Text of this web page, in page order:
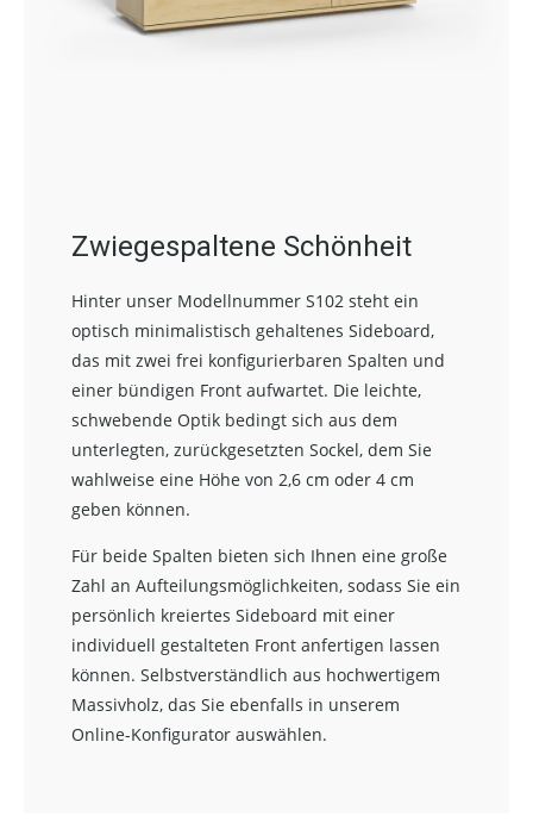
Zwiegespaltene Schönheit
Hinter unser Modellnummer S102 steht ein
optisch minimalistisch gehaltenes Sideboard,
das mit zwei frei konfigurierbaren Spalten und
einer bündigen Front aufwartet. Die leichte,
schwebende Optik bedingt sich aus dem
unterlegten, zurückgesetzten Sockel, dem Sie
wahlweise eine Höhe von 2,6 cm oder 4 cm
geben können.
Für beide Spalten bieten sich Ihnen eine große
Zahl an Aufteilungsmöglichkeiten, sodass Sie ein
persönlich kreiertes Sideboard mit einer
individuell gestalteten Front anfertigen lassen
können. Selbstverständlich aus hochwertigem
Massivholz, das Sie ebenfalls in unserem
Online-Konfigurator auswählen.